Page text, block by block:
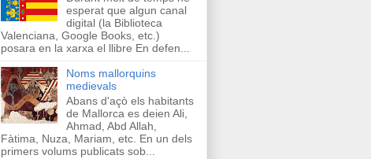
esperat que algun canal
digital (la Biblioteca
Valenciana, Google Books, etc.)
posara en la xarxa el llibre En defen...
Noms mallorquins
medievals
Abans d'açò els habitants
de Mallorca es deien Ali,
Ahmad, Abd Allah,
Fàtima, Nuza, Mariam, etc. En un dels
primers volums publicats sob...